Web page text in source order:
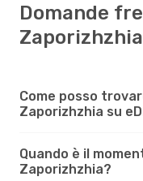
Domande
Zaporizhzhia
Come posso
Zaporizhzhia su
Quando è il
Zaporizhzhia?